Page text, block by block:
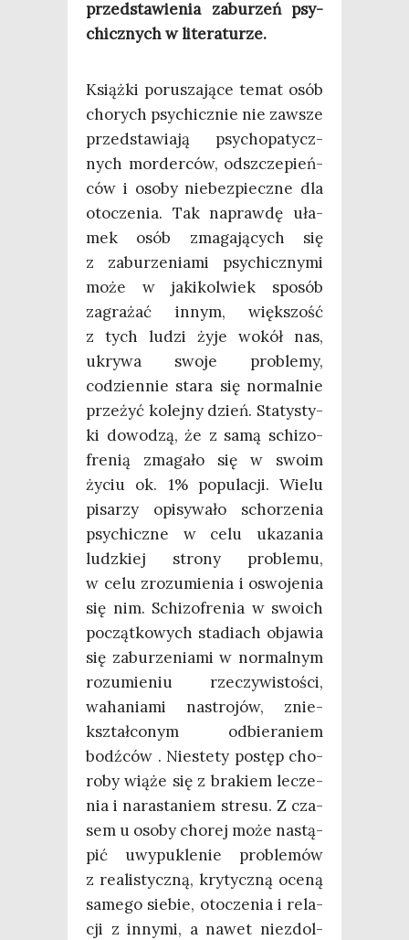
przed­sta­wie­nia zabu­rzeń psy­
chicz­nych w literaturze.
Książ­ki poru­sza­ją­ce temat osób
cho­rych psy­chicz­nie nie zawsze
przed­sta­wia­ją psy­cho­pa­tycz­
nych mor­der­ców, odszcze­pień­
ców i oso­by nie­bez­piecz­ne dla
oto­cze­nia. Tak napraw­dę uła­
mek osób zma­ga­ją­cych się
z zabu­rze­nia­mi psy­chicz­ny­mi
może w jaki­kol­wiek spo­sób
zagra­żać innym, więk­szość
z tych ludzi żyje wokół nas,
ukry­wa swo­je pro­ble­my,
codzien­nie sta­ra się nor­mal­nie
prze­żyć kolej­ny dzień. Sta­ty­sty­
ki dowo­dzą, że z samą schi­zo­
fre­nią zma­ga­ło się w swo­im
życiu ok. 1% popu­la­cji. Wie­lu
pisa­rzy opi­sy­wa­ło scho­rze­nia
psy­chicz­ne w celu uka­za­nia
ludz­kiej stro­ny pro­ble­mu,
w celu zro­zu­mie­nia i oswo­je­nia
się nim. Schi­zo­fre­nia w swo­ich
począt­ko­wych sta­diach obja­wia
się zabu­rze­nia­mi w nor­mal­nym
rozu­mie­niu rze­czy­wi­sto­ści,
waha­nia­mi nastro­jów, znie­
kształ­co­nym odbie­ra­niem
bodź­ców . Nie­ste­ty postęp cho­
ro­by wią­że się z bra­kiem lecze­
nia i nara­sta­niem stre­su. Z cza­
sem u oso­by cho­rej może nastą­
pić uwy­pu­kle­nie pro­ble­mów
z reali­stycz­ną, kry­tycz­ną oce­ną
same­go sie­bie, oto­cze­nia i rela­
cji z inny­mi, a nawet nie­zdol­